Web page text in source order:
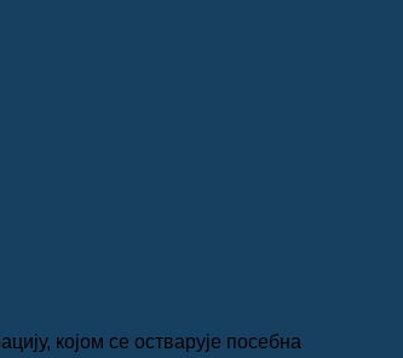
којом се остварује посебна